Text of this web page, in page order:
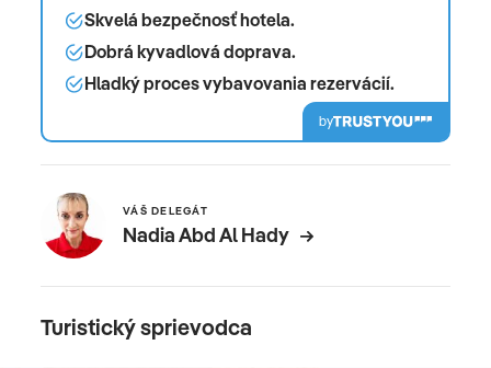
Skvelá bezpečnosť hotela.
Dobrá kyvadlová doprava.
Hladký proces vybavovania rezervácií.
by
VÁŠ DELEGÁT
Nadia Abd Al Hady
Turistický sprievodca